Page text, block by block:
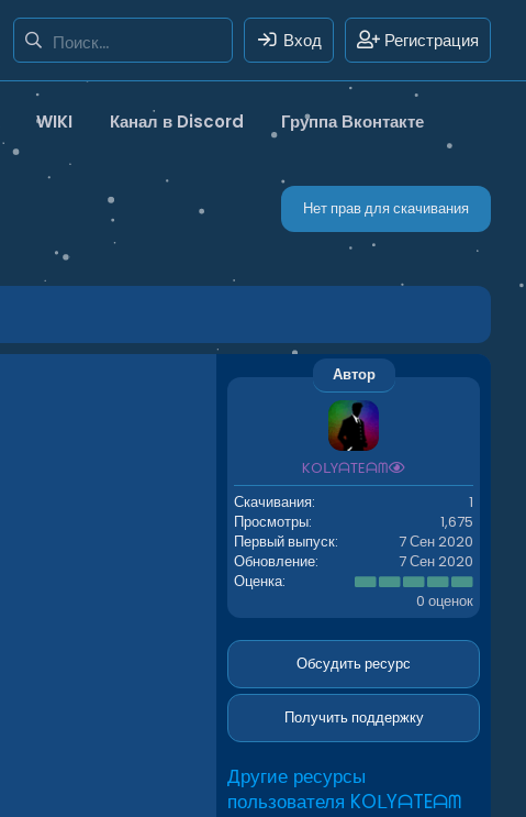
Вход Регистрация
WIKI Канал в Discord Группа Вконтакте
Нет прав для скачивания
Автор
KOᒪYᗩTEᗩᗰ
Скачивания
1
Просмотры
1,675
Первый выпуск
7 Сен 2020
Обновление
7 Сен 2020
Оценка
0
.
0
з
ё
з
0 оценок
Обсудить ресурс
Получить поддержку
Другие ресурсы
пользователя KOᒪYᗩTEᗩᗰ